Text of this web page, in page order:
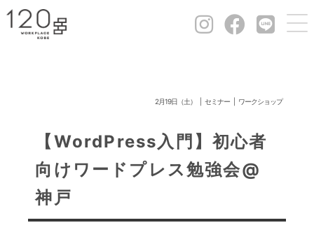
2月19日（土） セミナー ワークショップ
【WordPress入門】初心者
向けワードプレス勉強会@
神戸